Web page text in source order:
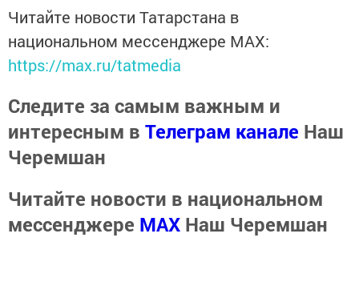
Читайте новости Татарстана в
национальном мессенджере MАХ:
https://max.ru/tatmedia
Следите за самым важным и
интересным в Телеграм канале Наш
Черемшан
Читайте новости в национальном
мессенджере MАХ Наш Черемшан